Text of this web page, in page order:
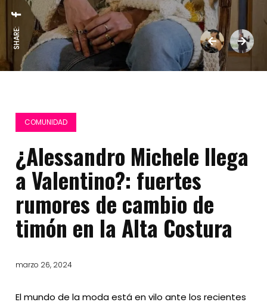
SHARE:
COMUNIDAD
¿Alessandro Michele llega
a Valentino?: fuertes
rumores de cambio de
timón en la Alta Costura
marzo 26, 2024
El mundo de la moda está en vilo ante los recientes